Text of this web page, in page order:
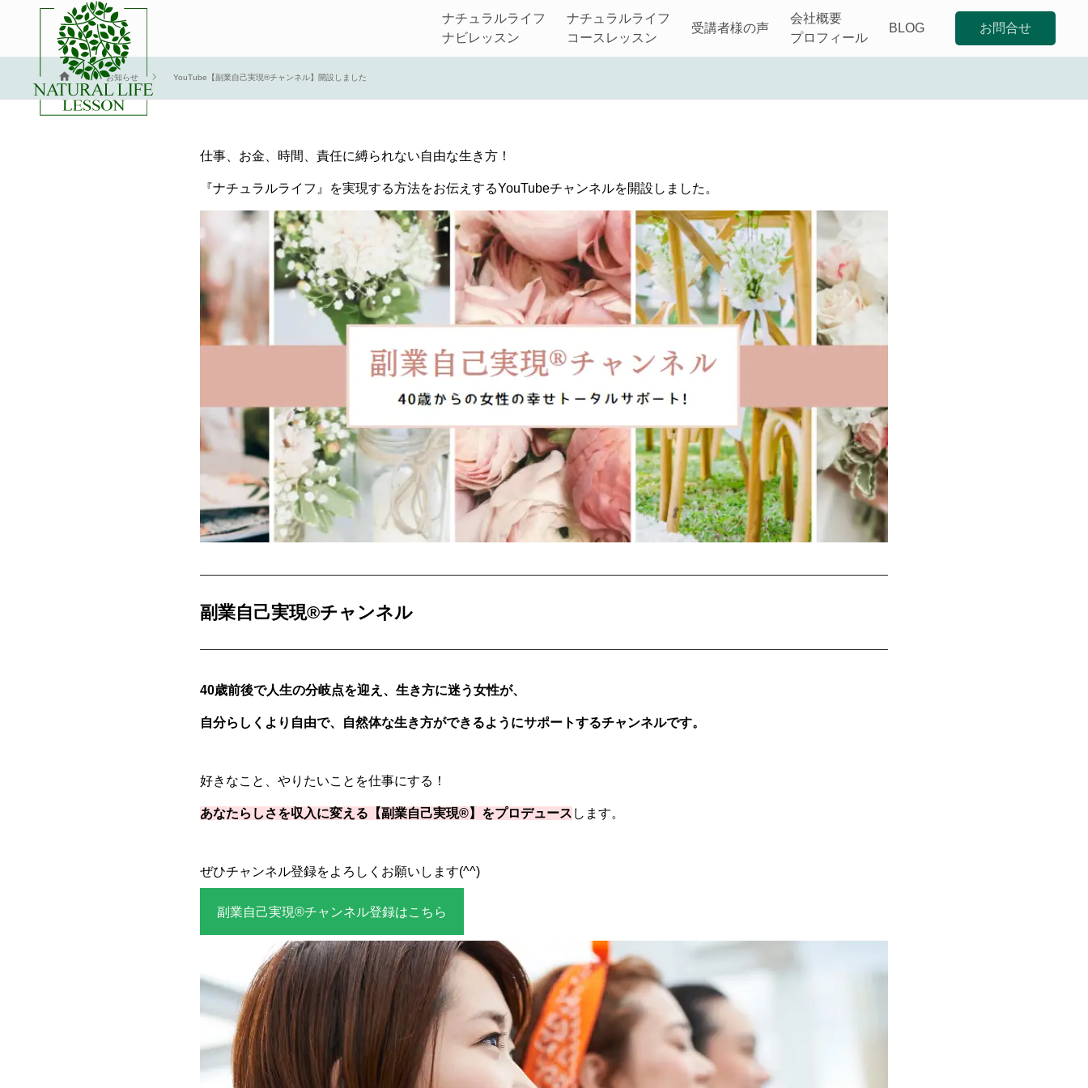
ナチュラルライフ
ナビレッスン
ナチュラルライフ
コースレッスン
受講者様の声
会社概要
プロフィール
BLOG お問合せ
YouTube【副業自己実現®チャンネル】開設しました
お知らせ YouTube【副業自己実現®チャンネル】開設しました
仕事、お金、時間、責任に縛られない自由な生き方！
『ナチュラルライフ』を実現する方法をお伝えするYouTubeチャンネルを開設しました。
副業自己実現®チャンネル
40歳前後で人生の分岐点を迎え、生き方に迷う女性が、
自分らしくより自由で、自然体な生き方ができるようにサポートするチャンネルです。
好きなこと、やりたいことを仕事にする！
あなたらしさを収入に変える【副業自己実現®】をプロデュース します。
ぜひチャンネル登録をよろしくお願いします(^^)
副業自己実現®チャンネル登録はこちら